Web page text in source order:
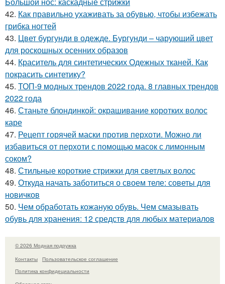
42. Как правильно ухаживать за обувью, чтобы избежать
грибка ногтей
43. Цвет бургунди в одежде. Бургунди – чарующий цвет
для роскошных осенних образов
44. Краситель для синтетических Одежных тканей. Как
покрасить синтетику?
45. ТОП-9 модных трендов 2022 года. 8 главных трендов
2022 года
46. Станьте блондинкой: окрашивание коротких волос
каре
47. Рецепт горячей маски против перхоти. Можно ли
избавиться от перхоти с помощью масок с лимонным
соком?
48. Стильные короткие стрижки для светлых волос
49. Откуда начать заботиться о своем теле: советы для
новичков
50. Чем обработать кожаную обувь. Чем смазывать
обувь для хранения: 12 средств для любых материалов
© 2026 Модная подружка
Контакты
Пользовательское соглашение
Политика конфидециальности